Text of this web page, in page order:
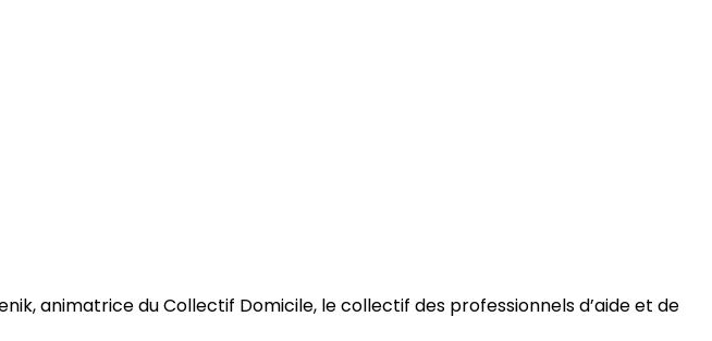
animatrice du Collectif Domicile, le collectif des professionnels d’aide et de